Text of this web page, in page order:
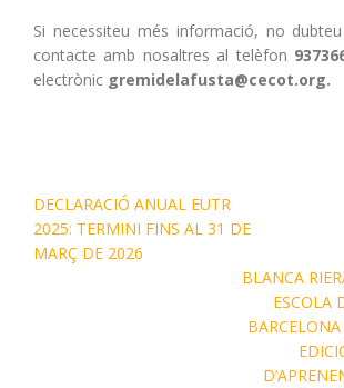
Si necessiteu més informació, no
contacte amb nosaltres al telèfon
electrònic gremidelafusta@cecot.org.
DECLARACIÓ ANUAL EUTR
2025: TERMINI FINS AL 31 DE
MARÇ DE 2026
BLANCA
ESCOLA